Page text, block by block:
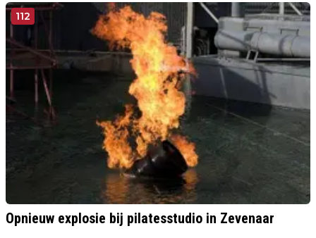
112
Opnieuw explosie bij pilatesstudio in Zevenaar